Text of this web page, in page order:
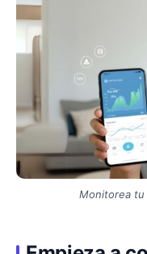
Monitorea tu